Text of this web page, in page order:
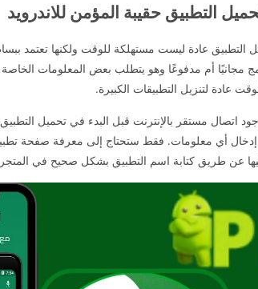
التطبيق حقيبة المؤمن للاندرويد
التطبيق عادة ليست مستهلكة للوقت ولكنها تعتمد
مجانيًا أم مدفوعًا وهو يتطلب بعض المعلومات
عادة لتنزيل التطبيقات الكبيرة.
اتصال مستقر بالإنترنت قبل البدء في تحميل
إدخال أي معلومات. فقط ستحتاج إلى معرفة صفحة
عن طريق كتابة اسم التطبيق بشكل صحيح في